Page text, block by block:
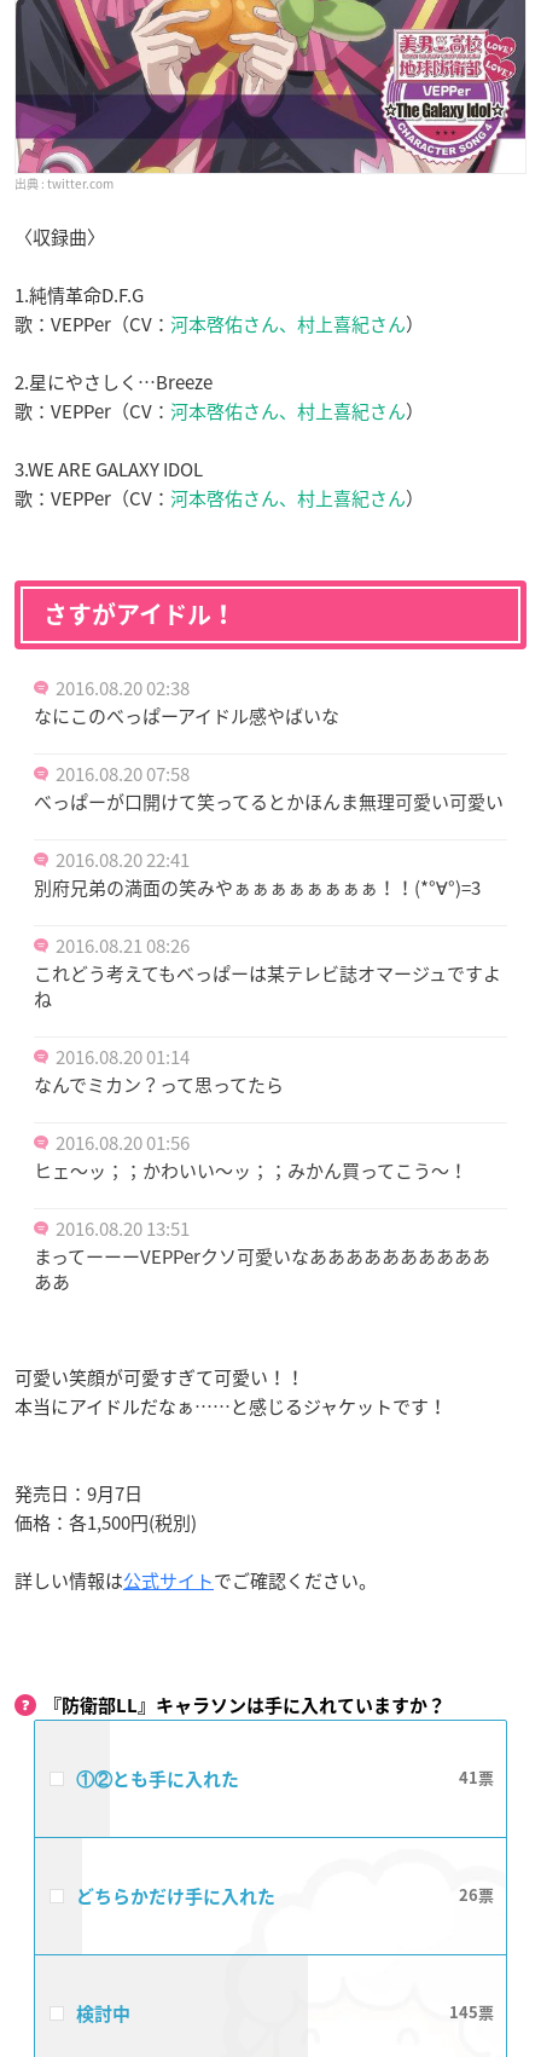
twitter.com
〈収録曲〉
1.純情革命D.F.G
歌：VEPPer（CV： 河本啓佑さん、村上喜紀さん）
2.星にやさしく…Breeze
歌：VEPPer（CV： 河本啓佑さん、村上喜紀さん）
3.WE ARE GALAXY IDOL
歌：VEPPer（CV： 河本啓佑さん、村上喜紀さん）
さすがアイドル！
2016.08.20 02:38
なにこのべっぱーアイドル感やばいな
2016.08.20 07:58
べっぱーが口開けて笑ってるとかほんま無理可愛い可愛い
2016.08.20 22:41
別府兄弟の満面の笑みやぁぁぁぁぁぁぁぁ！！(*°∀°)=3
2016.08.21 08:26
これどう考えてもべっぱーは某テレビ誌オマージュですよ
ね
2016.08.20 01:14
なんでミカン？って思ってたら
2016.08.20 01:56
ヒェ〜ッ；；かわいい〜ッ；；みかん買ってこう〜！
2016.08.20 13:51
まってーーーVEPPerクソ可愛いなああああああああああ
ああ
可愛い笑顔が可愛すぎて可愛い！！
本当にアイドルだなぁ……と感じるジャケットです！
発売日：9月7日
価格：各1,500円(税別)
詳しい情報は公式サイトでご確認ください。
『防衛部LL』キャラソンは手に入れていますか？
①②とも手に入れた 41
どちらかだけ手に入れた 26
検討中 145